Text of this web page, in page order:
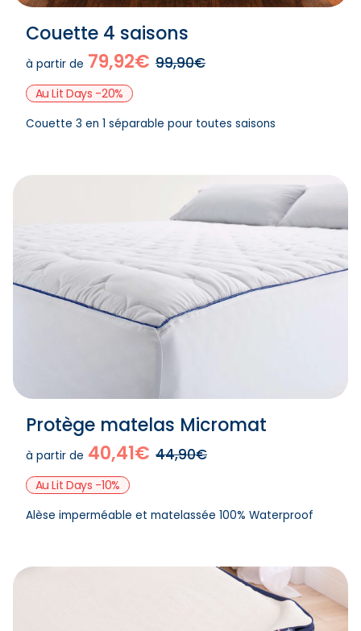
à partir de 79,92€ 99,90€
Couette 4 saisons
Au Lit Days -20%
Couette 3 en 1 séparable pour toutes saisons
à partir de 40,41€ 44,90€
Protège matelas Micromat
Au Lit Days -10%
Alèse imperméable et matelassée 100% Waterproof